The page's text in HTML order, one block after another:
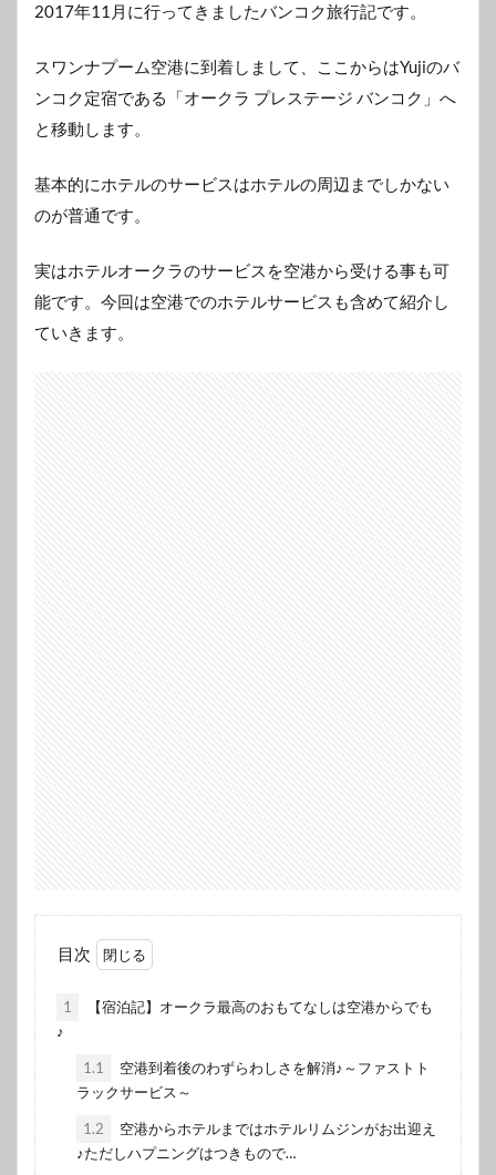
2017年11月に行ってきましたバンコク旅行記です。
スワンナプーム空港に到着しまして、ここからはYujiのバ
ンコク定宿である「オークラ プレステージ バンコク」へ
と移動します。
基本的にホテルのサービスはホテルの周辺までしかない
のが普通です。
実はホテルオークラのサービスを空港から受ける事も可
能です。今回は空港でのホテルサービスも含めて紹介し
ていきます。
目次
1
【宿泊記】オークラ最高のおもてなしは空港からでも
♪
1.1
空港到着後のわずらわしさを解消♪～ファストト
ラックサービス～
1.2
空港からホテルまではホテルリムジンがお出迎え
♪ただしハプニングはつきもので…